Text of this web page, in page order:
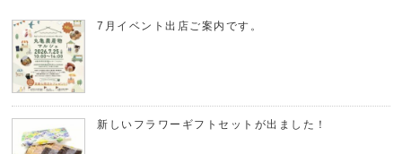
7月イベント出店ご案内です。
新しいフラワーギフトセットが出ました！